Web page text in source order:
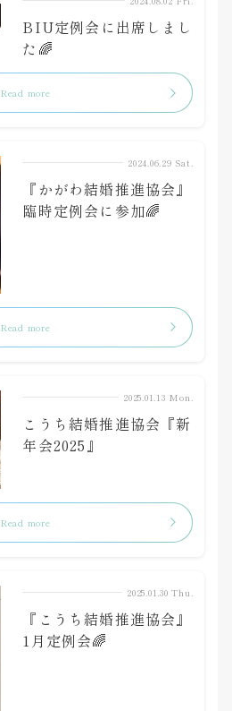
BIU定例会に出席しまし
た🌈
Read more
2024.06.29 Sat.
『かがわ結婚推進協会』
臨時定例会に参加🌈
Read more
2025.01.13 Mon.
こうち結婚推進協会『新
年会2025』
Read more
2025.01.30 Thu.
『こうち結婚推進協会』
1月定例会🌈